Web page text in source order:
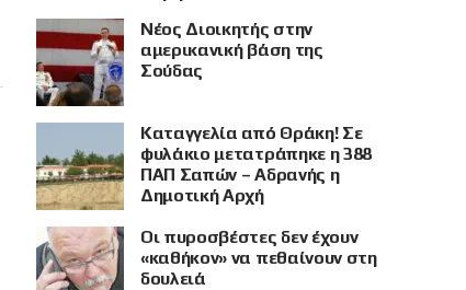
Νέος Διοικητής στην
αμερικανική βάση της
Σούδας
Καταγγελία από Θράκη! Σε
φυλάκιο μετατράπηκε η 388
ΠΑΠ Σαπών – Αδρανής η
Δημοτική Αρχή
Οι πυροσβέστες δεν έχουν
«καθήκον» να πεθαίνουν στη
δουλειά